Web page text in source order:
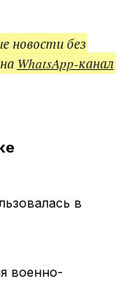
новости без
WhatsApp-канал
в
военно-